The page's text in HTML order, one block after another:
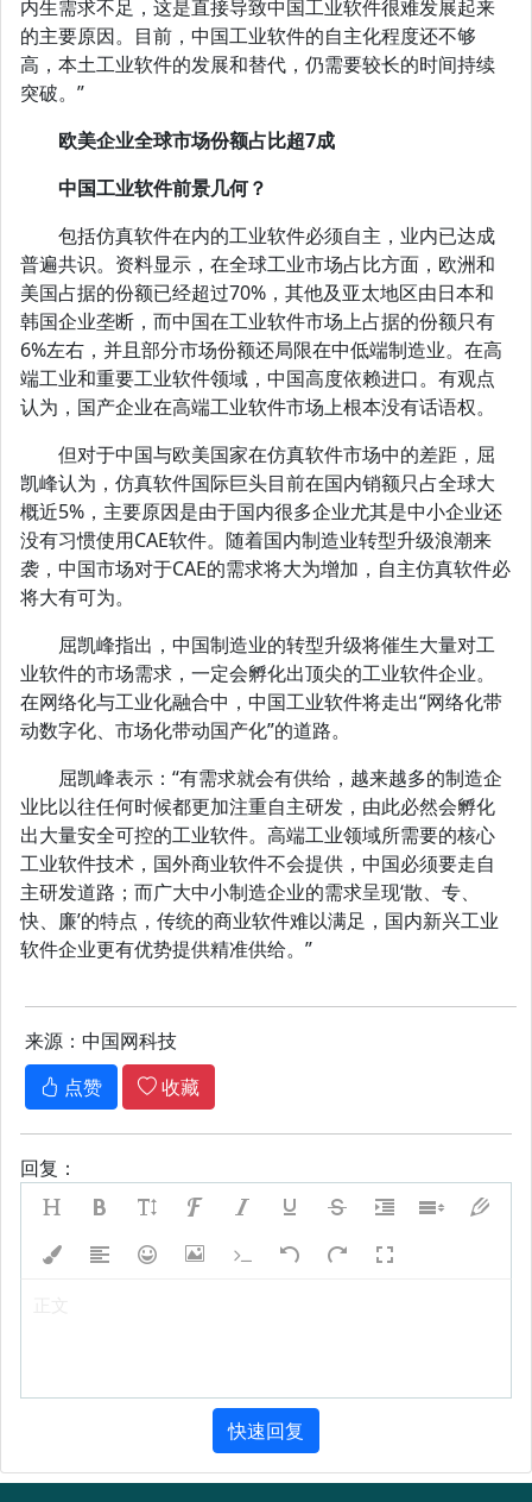
内生需求不足，这是直接导致中国工业软件很难发展起来
的主要原因。目前，中国工业软件的自主化程度还不够
高，本土工业软件的发展和替代，仍需要较长的时间持续
突破。”
欧美企业全球市场份额占比超7成
中国工业软件前景几何？
包括仿真软件在内的工业软件必须自主，业内已达成
普遍共识。资料显示，在全球工业市场占比方面，欧洲和
美国占据的份额已经超过70%，其他及亚太地区由日本和
韩国企业垄断，而中国在工业软件市场上占据的份额只有
6%左右，并且部分市场份额还局限在中低端制造业。在高
端工业和重要工业软件领域，中国高度依赖进口。有观点
认为，国产企业在高端工业软件市场上根本没有话语权。
但对于中国与欧美国家在仿真软件市场中的差距，屈
凯峰认为，仿真软件国际巨头目前在国内销额只占全球大
概近5%，主要原因是由于国内很多企业尤其是中小企业还
没有习惯使用CAE软件。随着国内制造业转型升级浪潮来
袭，中国市场对于CAE的需求将大为增加，自主仿真软件必
将大有可为。
屈凯峰指出，中国制造业的转型升级将催生大量对工
业软件的市场需求，一定会孵化出顶尖的工业软件企业。
在网络化与工业化融合中，中国工业软件将走出“网络化带
动数字化、市场化带动国产化”的道路。
屈凯峰表示：“有需求就会有供给，越来越多的制造企
业比以往任何时候都更加注重自主研发，由此必然会孵化
出大量安全可控的工业软件。高端工业领域所需要的核心
工业软件技术，国外商业软件不会提供，中国必须要走自
主研发道路；而广大中小制造企业的需求呈现‘散、专、
快、廉’的特点，传统的商业软件难以满足，国内新兴工业
软件企业更有优势提供精准供给。”
来源：中国网科技
点赞
收藏
回复：
快速回复